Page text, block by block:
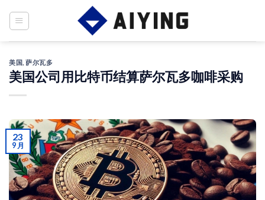
美国 ,萨尔瓦多
美国公司用比特币结算萨尔瓦多咖啡采购
23
9 月